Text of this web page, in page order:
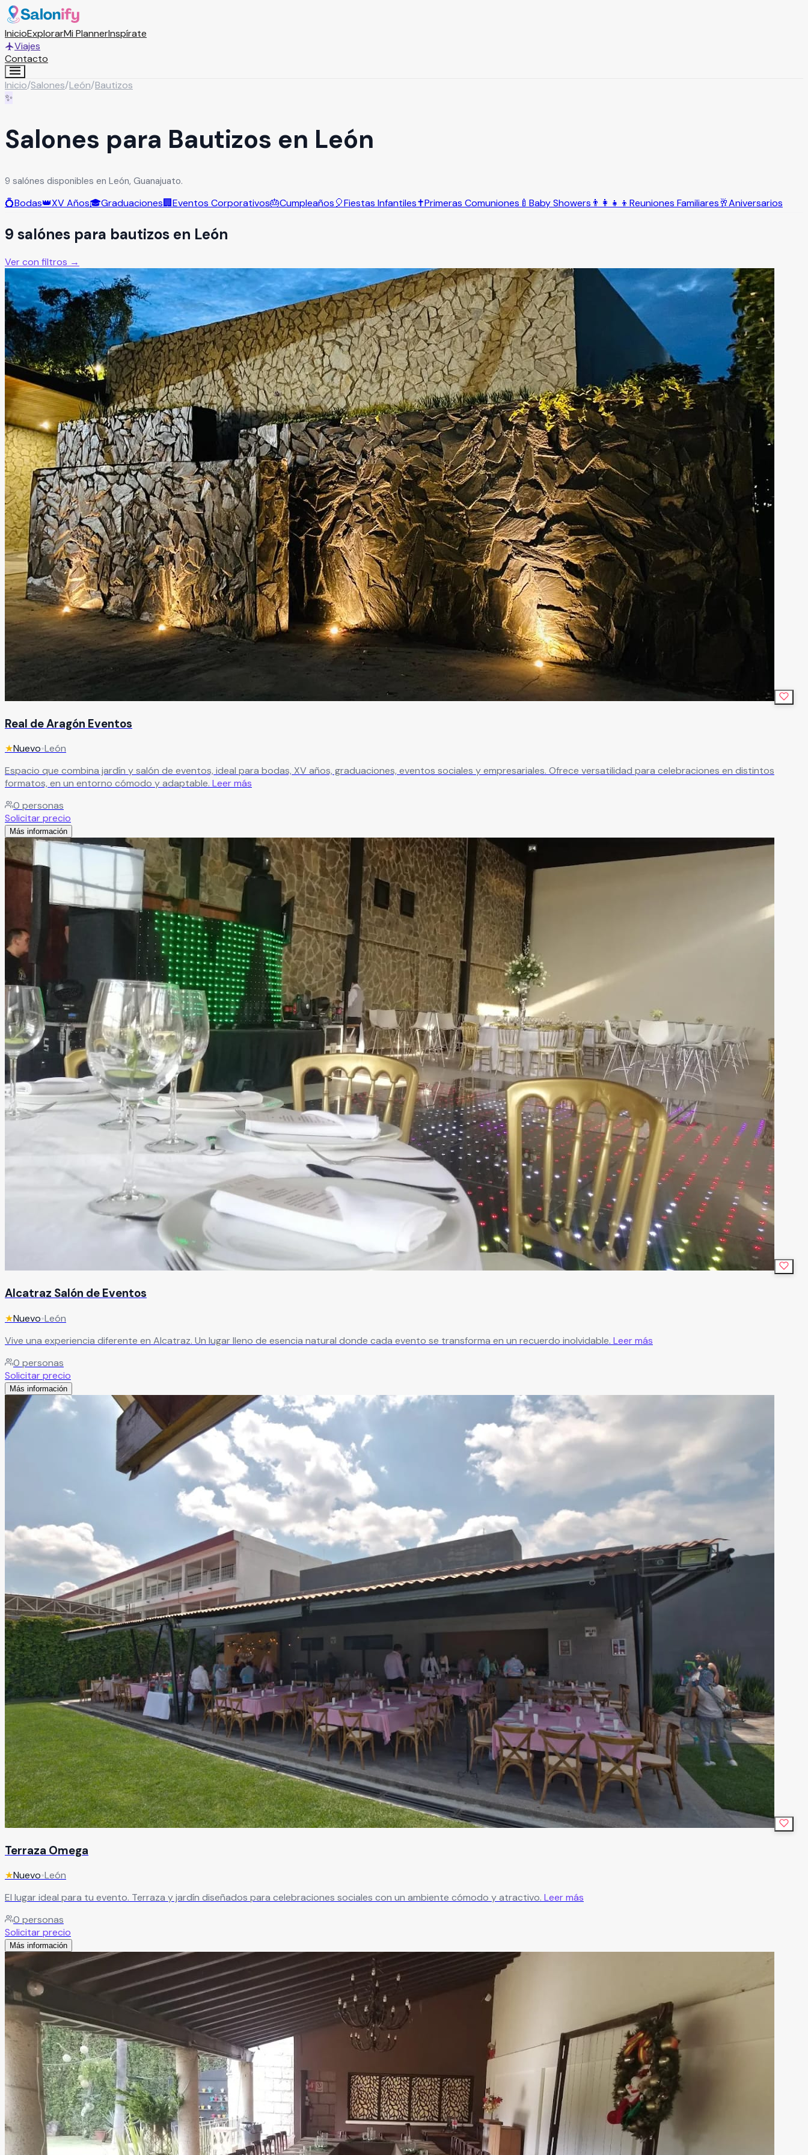
InicioExplorarMi PlannerInspírate
Viajes
Contacto
Inicio/Salones/León/Bautizos
✨
Salones para Bautizos en León
9 salónes disponibles en León, Guanajuato.
💍Bodas👑XV Años🎓Graduaciones🏢Eventos Corporativos🎂Cumpleaños🎈Fiestas Infantiles✝️Primeras Comuniones 🍼 Baby Showers 👨‍👩‍👧‍👦 Reuniones Familiares🥂Aniversarios
9 salónes para bautizos en León
Ver con filtros →
Real de Aragón Eventos
★Nuevo•León
Espacio que combina jardín y salón de eventos, ideal para bodas, XV años, graduaciones, eventos sociales y empresariales. Ofrece versatilidad para celebraciones en distintos
formatos, en un entorno cómodo y adaptable. Leer más
0 personas
Solicitar precio
Más información
Alcatraz Salón de Eventos
★Nuevo•León
Vive una experiencia diferente en Alcatraz. Un lugar lleno de esencia natural donde cada evento se transforma en un recuerdo inolvidable. Leer más
0 personas
Solicitar precio
Más información
Terraza Omega
★Nuevo•León
El lugar ideal para tu evento. Terraza y jardín diseñados para celebraciones sociales con un ambiente cómodo y atractivo. Leer más
0 personas
Solicitar precio
Más información